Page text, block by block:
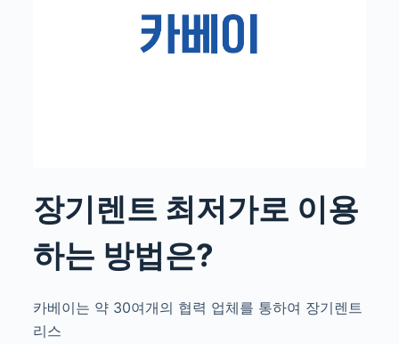
장기렌트 최저가로 이용
하는 방법은?
카베이는 약 30여개의 협력 업체를 통하여 장기렌트
리스